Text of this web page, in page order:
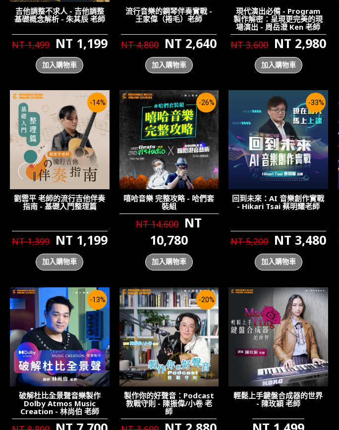
吉他調整不求人 - 吉他調整
基礎概念解析 - 朱其辰 老師
NT 1,499 NT 1,199
加入購物車
流行音樂的鋼琴伴奏實戰 -
王家偉（捲毛）老師
NT 4,800 NT 2,640
加入購物車
現代演出必備 - Program
製作解密：呈現更完美的現
場演出 - 周岳澄 Ken 老師
NT 3,600 NT 2,980
加入購物車
-14%
劉雲平 老師的流行吉他伴奏
指南 - 基礎入門整理篇
NT 1,399 NT 1,199
加入購物車
-26%
嘻哈音樂 完整攻略 - 哈們套
裝組
NT 14,600 NT
10,780
加入購物車
-33%
回到未來：AI 音樂創作實戰
- Hikari Tsai 蔡明耀老師
NT 5,200 NT 3,480
加入購物車
-13%
破解杜比全景聲音樂製作
Dolby Atmos Music
Creation - 林尚伯 老師
-20%
製作你的好聲音：Podcast
教戰守則 - 陳振偉/小卷 老
師
輕鬆上手鍵盤合成器的世界
- 陳玫穎 老師